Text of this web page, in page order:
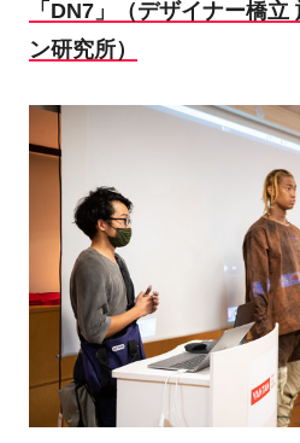
「DN7」（デザイナー橋
ン研究所）